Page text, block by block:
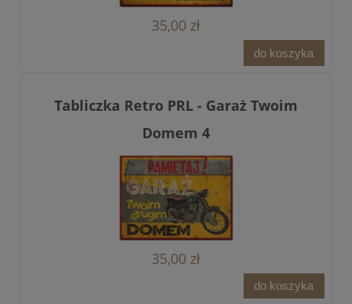
35,00 zł
do koszyka
Tabliczka Retro PRL - Garaż Twoim
Domem 4
35,00 zł
do koszyka